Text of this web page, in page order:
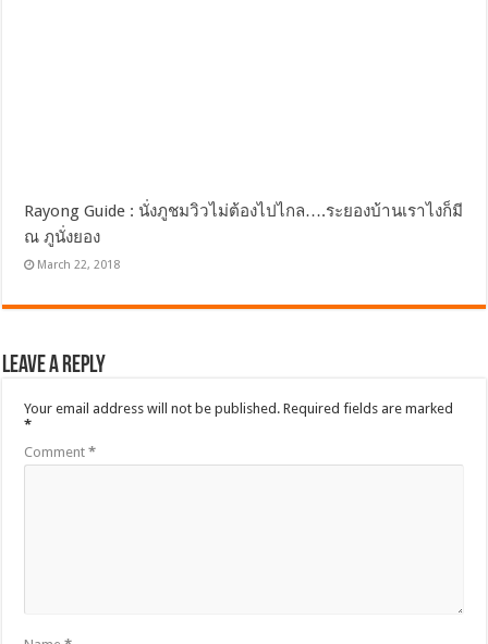
Rayong Guide : นั่งภูชมวิวไม่ต้องไปไกล….ระยองบ้านเราไงก็มี
ณ ภูนั่งยอง
March 22, 2018
Leave a Reply
Your email address will not be published. Required fields are marked
*
Comment*